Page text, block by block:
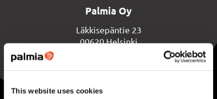
This website uses cookies
Palmia Oy
Läkkisepäntie 23
00620 Helsinki